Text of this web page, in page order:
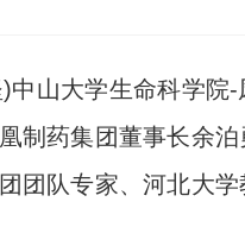
山大学生命科学院-
制药集团董事长余
团队专家、河北大